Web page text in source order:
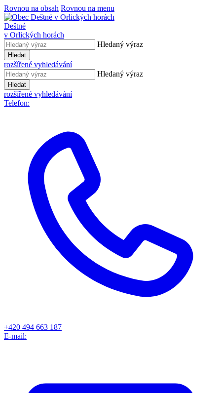
Rovnou na obsah Rovnou na menu
Deštné
v Orlických horách
Hledaný výraz
Hledat
rozšířené vyhledávání
Hledaný výraz
Hledat
rozšířené vyhledávání
Telefon:
+420 494 663 187
E-mail: